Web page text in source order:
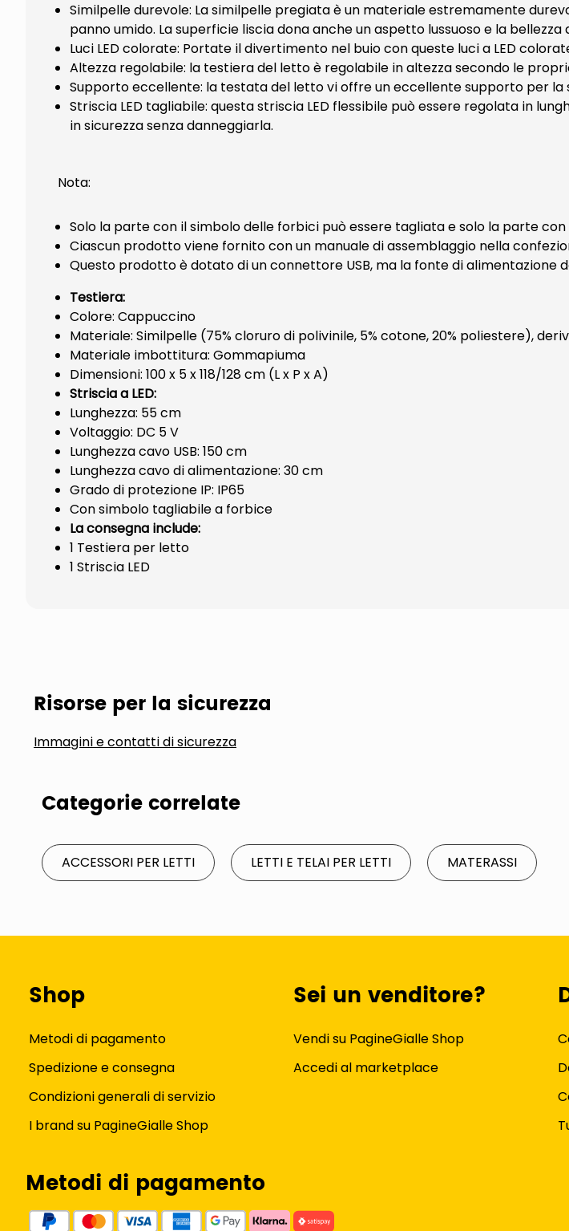
Similpelle durevole: La similpelle pregiata è un materiale estremamente
panno umido. La superficie liscia dona anche un aspetto lussuoso e la bellezza
Luci LED colorate: Portate il divertimento nel buio con queste luci a LED
Altezza regolabile: la testiera del letto è regolabile in altezza secondo le
Supporto eccellente: la testata del letto vi offre un eccellente supporto per
Striscia LED tagliabile: questa striscia LED flessibile può essere regolata in
in sicurezza senza danneggiarla.
Nota:
Solo la parte con il simbolo delle forbici può essere tagliata e solo la parte
Ciascun prodotto viene fornito con un manuale di assemblaggio nella
Questo prodotto è dotato di un connettore USB, ma la fonte di alimentazione
Testiera:
Colore: Cappuccino
Materiale: Similpelle (75% cloruro di polivinile, 5% cotone, 20% poliestere),
Materiale imbottitura: Gommapiuma
Dimensioni: 100 x 5 x 118/128 cm (L x P x A)
Striscia a LED:
Lunghezza: 55 cm
Voltaggio: DC 5 V
Lunghezza cavo USB: 150 cm
Lunghezza cavo di alimentazione: 30 cm
Grado di protezione IP: IP65
Con simbolo tagliabile a forbice
La consegna include:
1 Testiera per letto
1 Striscia LED
Risorse per la sicurezza
Immagini e contatti di sicurezza
Categorie correlate
ACCESSORI PER LETTI LETTI E TELAI PER LETTI MATERASSI
Shop
Metodi di pagamento
Spedizione e consegna
Condizioni generali di servizio
I brand su PagineGialle Shop
Sei un venditore?
Vendi su PagineGialle Shop
Accedi al marketplace
Metodi di pagamento